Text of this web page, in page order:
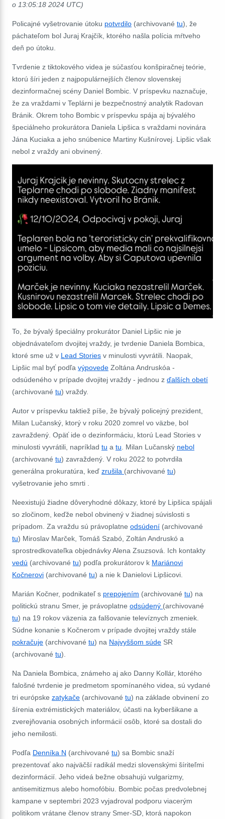
o 13:05:18 2024 UTC)
Policajné vyšetrovanie útoku potvrdilo (archivované tu), že
páchateľom bol Juraj Krajčík, ktorého našla polícia mŕtveho
deň po útoku.
Tvrdenie z tiktokového videa je súčasťou konšpiračnej teórie,
ktorú šíri jeden z najpopulárnejších členov slovenskej
dezinformačnej scény Daniel Bombic. V príspevku naznačuje,
že za vraždami v Teplárni je bezpečnostný analytik Radovan
Bránik. Okrem toho Bombic v príspevku spája aj bývalého
špeciálneho prokurátora Daniela Lipšica s vraždami novinára
Jána Kuciaka a jeho snúbenice Martiny Kušnírovej. Lipšic však
nebol z vraždy ani obvinený.
To, že bývalý špeciálny prokurátor Daniel Lipšic nie je
objednávateľom dvojitej vraždy, je tvrdenie Daniela Bombica,
ktoré sme už v Lead Stories v minulosti vyvrátili. Naopak,
Lipšic mal byť podľa výpovede Zoltána Andruskóa -
odsúdeného v prípade dvojitej vraždy - jednou z ďalších obetí
(archivované tu) vraždy.
Autor v príspevku taktiež píše, že bývalý policejný prezident,
Milan Lučanský, ktorý v roku 2020 zomrel vo väzbe, bol
zavraždený. Opäť ide o dezinformáciu, ktorú Lead Stories v
minulosti vyvrátili, napríklad tu a tu Milan Lučanský nebol
(archivované tu) zavraždený. V roku 2022 to potvrdila
generálna prokuratúra, keď zrušila (archivované tu)
vyšetrovanie jeho smrti
Neexistujú žiadne dôveryhodné dôkazy, ktoré by Lipšica spájali
so zločinom, keďže nebol obvinený v žiadnej súvislosti s
prípadom. Za vraždu sú právoplatne odsúdení (archivované
tu) Miroslav Marček, Tomáš Szabó, Zoltán Andruskó a
sprostredkovateľka objednávky Alena Zsuzsová. Ich kontakty
vedú (archivované tu) podľa prokurátorov k Mariánovi
Kočnerovi (archivované tu) a nie k Danielovi Lipšicovi.
Marián Kočner, podnikateľ s prepojením (archivované tu) na
politickú stranu Smer, je právoplatne odsúdený (archivované
tu) na 19 rokov väzenia za falšovanie televíznych zmeniek.
Súdne konanie s Kočnerom v prípade dvojitej vraždy stále
pokračuje (archivované tu) na Najvyššom súde SR
(archivované tu).
Na Daniela Bombica, známeho aj ako Danny Kollár, ktorého
falošné tvrdenie je predmetom spomínaného videa, sú vydané
tri európske zatykače (archivované tu) na základe obvinení zo
šírenia extrémistických materiálov, účasti na kyberšikane a
zverejňovania osobných informácií osôb, ktoré sa dostali do
jeho nemilosti.
Podľa Denníka N (archivované tu) sa Bombic snaží
prezentovať ako najväčší radikál medzi slovenskými šíriteľmi
dezinformácií. Jeho videá bežne obsahujú vulgarizmy,
antisemitizmus alebo homofóbiu. Bombic počas predvolebnej
kampane v septembri 2023 vyjadroval podporu viacerým
politikom vrátane členov strany Smer-SD, ktorá napokon